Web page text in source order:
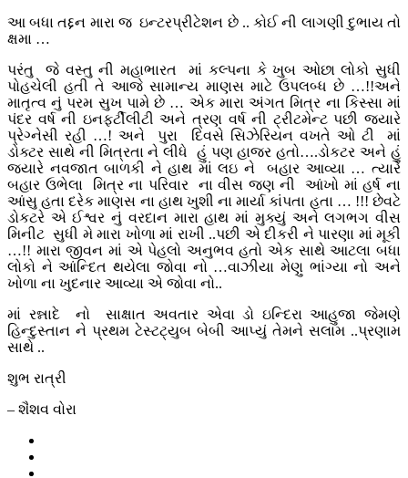
આ બધા તદ્દન મારા જ ઇન્ટરપ્રીટેશન છે .. કોઈ ની લાગણી દુભાય તો
ક્ષમા …
પરંતુ જે વસ્તુ ની મહાભારત માં કલ્પના કે ખુબ ઓછા લોકો સુધી
પોહચેલી હતી તે આજે સામાન્ય માણસ માટે ઉપલબ્ધ છે …!!અને
માતૃત્વ નું પરમ સુખ પામે છે … એક મારા અંગત મિત્ર ના કિસ્સા માં
પંદર વર્ષ ની ઇનફર્ટીલીટી અને ત્રણ વર્ષ ની ટ્રીટમેન્ટ પછી જયારે
પ્રેગ્નેસી રહી …! અને પુરા દિવસે સિઝેરિયન વખતે ઓ ટી માં
ડોક્ટર સાથે ની મિત્રતા ને લીધે હું પણ હાજર હતો….ડોકટર અને હું
જયારે નવજાત બાળકી ને હાથ માં લઇ ને બહાર આવ્યા … ત્યારે
બહાર ઉભેલા મિત્ર ના પરિવાર ના વીસ જણ ની આંખો માં હર્ષ ના
આંસુ હતા દરેક માણસ ના હાથ ખુશી ના માર્યા કાંપતા હતા … !!! છેવટે
ડોકટરે એ ઈશ્વર નું વરદાન મારા હાથ માં મુક્યું અને લગભગ વીસ
મિનીટ સુધી મે મારા ખોળા માં રાખી ..પછી એ દીકરી ને પારણા માં મૂકી
…!! મારા જીવન માં એ પેહલો અનુભવ હતો એક સાથે આટલા બધા
લોકો ને આંન્દિત થયેલા જોવા નો …વાઝીયા મેણુ ભાંગ્યા નો અને
ખોળા ના ખુદનાર આવ્યા એ જોવા નો..
માં રન્નાદે નો સાક્ષાત અવતાર એવા ડો ઇન્દિરા આહુજા જેમણે
હિન્દુસ્તાન ને પ્રથમ ટેસ્ટટ્યુબ બેબી આપ્યું તેમને સલામ ..પ્રણામ
સાથે ..
શુભ રાત્રી
– શૈશવ વોરા